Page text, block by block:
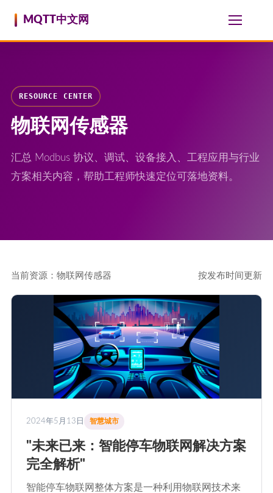
MQTT中文网
RESOURCE CENTER
物联网传感器
汇总 Modbus 协议、调试、设备接入、工程应用与行业
方案相关内容，帮助工程师快速定位可落地资料。
当前资源：物联网传感器 按发布时间更新
2024年5月13日 智慧城市
"未来已来：智能停车物联网解决方案
完全解析"
智能停车物联网整体方案是一种利用物联网技术来